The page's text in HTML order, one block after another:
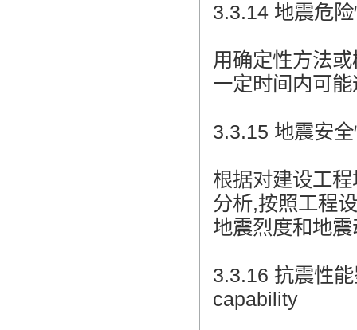
3.3.14 地震危
用确定性方法
一定时间内可
3.3.15 地震安
根据对建设工
分析,按照工程
地震烈度和地
3.3.16 抗震性
capability